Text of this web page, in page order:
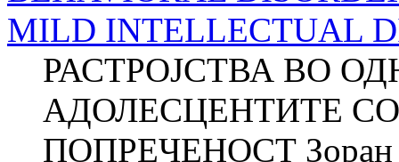
MILD INTELLECTUAL
РАСТРОЈСТВА ВО
АДОЛЕСЦЕНТИТЕ
ПОПРЕЧЕНОСТ